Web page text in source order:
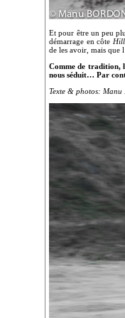
Et pour être un peu
démarrage en côte
de les avoir, mais que
Comme de tradition,
nous séduit… Par
Texte & photos: Manu